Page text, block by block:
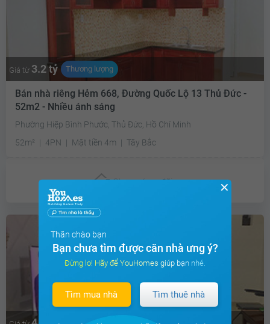
Giá từ 3.2 tỷ Thương lượng
Bán nhà riêng Hẻm 668, Đường Quốc Lộ 13 Thủ Đức -
52m2 - Nhiều ánh sáng
Phường Hiệp Bình Phước, Thủ Đức, Hồ Chí Minh
52m²
4PN Mặt tiền 4m Tây Bắc
Chưa cóưu đãi ✕
Thân chào bạn
Bạn chưa tìm được căn nhà ưng ý?
Đừng lo! Hãy để YouHomes giúp bạn nhé.
Tìm mua nhà Tìm thuê nhà